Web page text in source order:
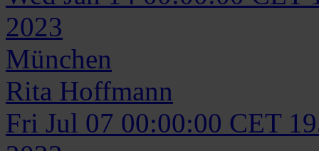
2023
München
Rita Hoffmann
Fri Jul 07 00:00:00 CET